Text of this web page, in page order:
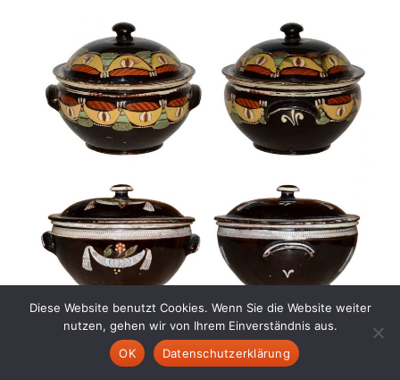
Keramik „Heimberger Art“ aus dem Kanton Bern.
Diese Website benutzt Cookies. Wenn Sie die Website weiter
nutzen, gehen wir von Ihrem Einverständnis aus.
OK
Datenschutzerklärung